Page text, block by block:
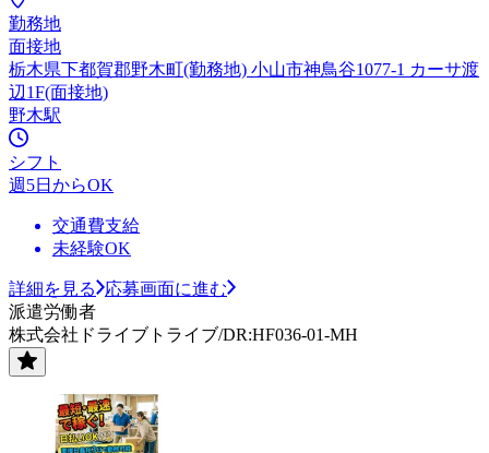
勤務地
面接地
栃木県下都賀郡野木町(勤務地) 小山市神鳥谷1077-1 カーサ渡
辺1F(面接地)
野木駅
シフト
週5日からOK
交通費支給
未経験OK
詳細を見る
応募画面に進む
派遣労働者
株式会社ドライブトライブ/DR:HF036-01-MH